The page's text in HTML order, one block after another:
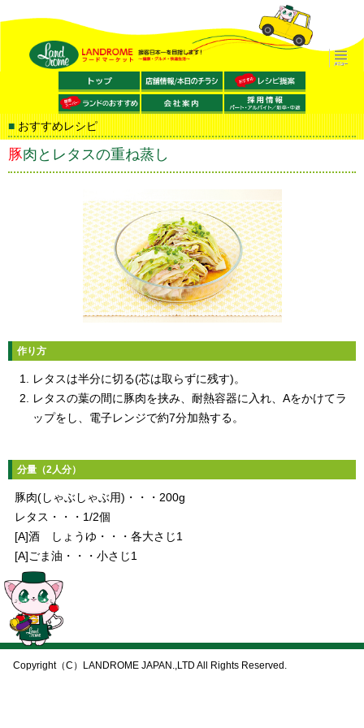
おすすめレシピ
豚肉とレタスの重ね蒸し
作り方
レタスは半分に切る(芯は取らずに残す)。
レタスの葉の間に豚肉を挟み、耐熱容器に入れ、Aをかけてラ
ップをし、電子レンジで約7分加熱する。
分量（2人分）
豚肉(しゃぶしゃぶ用)・・・200g
レタス・・・1/2個
[A]酒 しょうゆ・・・各大さじ1
[A]ごま油・・・小さじ1
Copyright（C）LANDROME JAPAN.,LTD All Rights Reserved.